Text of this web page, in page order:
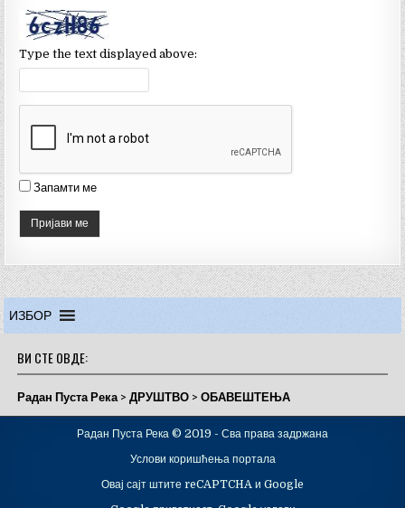
n
n
Type the text displayed above:
Запамти ме
ИЗБОР
ВИ СТЕ ОВДЕ:
Радан Пуста Река>ДРУШТВО >ОБАВЕШТЕЊА
Радан Пуста Река © 2019 - Сва права задржана
Услови коришћења портала
Овај сајт штите reCAPTCHA и Google